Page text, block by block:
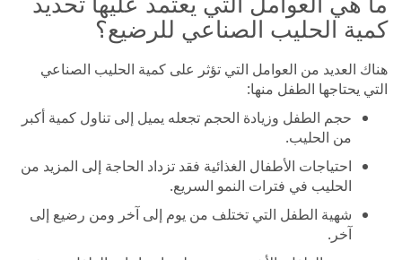
كمية الحليب الصناعي للرضيع؟
هناك العديد من العوامل التي تؤثر على كمية الحليب الصناعي
التي يحتاجها الطفل منها:
حجم الطفل وزيادة الحجم تجعله يميل إلى تناول كمية أكبر
من الحليب.
احتياجات الأطفال الغذائية فقد تزداد الحاجة إلى المزيد من
الحليب في فترات النمو السريع.
شهية الطفل التي تختلف من يوم إلى آخر ومن رضيع إلى
آخر.